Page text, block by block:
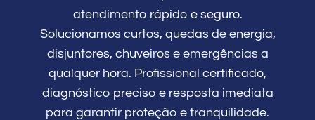
atendimento rápido e seguro.
Solucionamos curtos, quedas de energia,
disjuntores, chuveiros e emergências a
qualquer hora. Profissional certificado,
diagnóstico preciso e resposta imediata
para garantir proteção e tranquilidade.